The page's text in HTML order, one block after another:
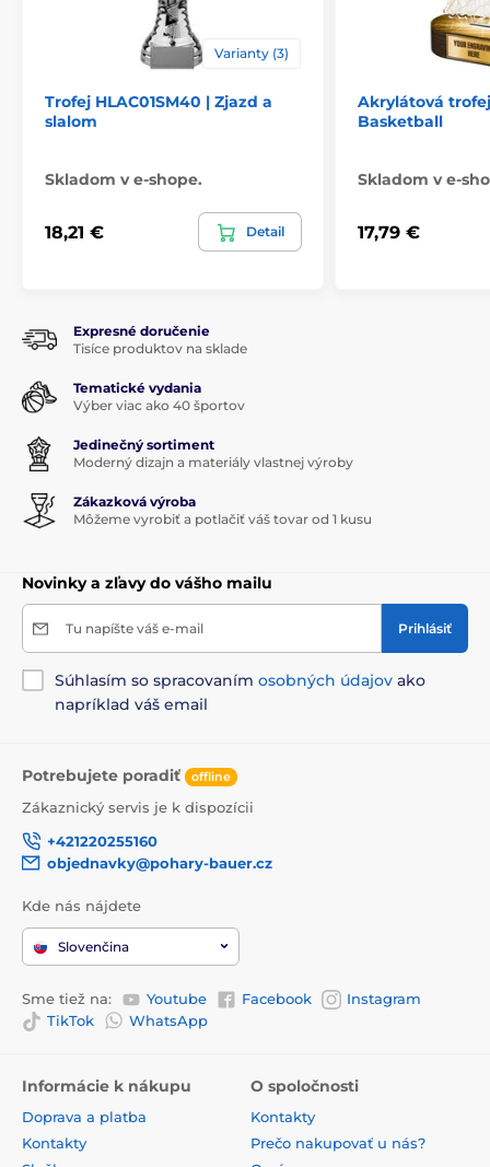
Varianty (3)
Trofej HLAC01SM40 | Zjazd a
slalom
Skladom v e-shope.
18,21 € Detail
Akrylátová trofej
Basketball
Skladom v e-
17,79 €
Expresné doručenie
Tisíce produktov na sklade
Tematické vydania
Výber viac ako 40 športov
Jedinečný sortiment
Moderný dizajn a materiály vlastnej výroby
Zákazková výroba
Môžeme vyrobiť a potlačiť váš tovar od 1 kusu
Novinky a zľavy do vášho mailu
Tu napíšte váš e-mail Prihlásiť
Súhlasím so spracovaním osobných údajov ako
napríklad váš email
Potrebujete poradiť offline
Zákaznický servis je k dispozícii
+421220255160
objednavky@pohary-bauer.cz
Kde nás nájdete
Slovenčina
Sme tiež na: Youtube Facebook
Instagram
TikTok
WhatsApp
Informácie k nákupu
Doprava a platba
Kontakty
O spoločnosti
Kontakty
Prečo nakupovať u nás?